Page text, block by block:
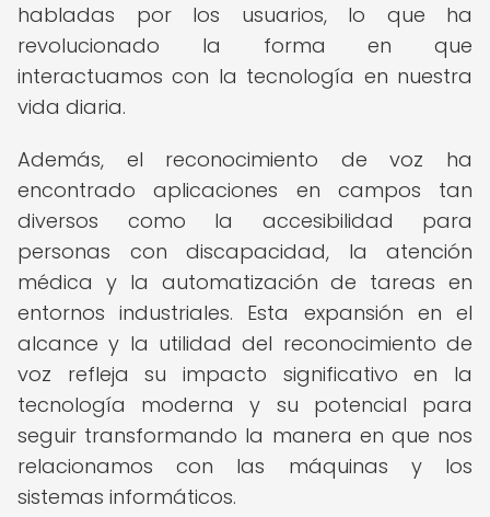
habladas por los usuarios, lo que ha
revolucionado la forma en que
interactuamos con la tecnología en nuestra
vida diaria.
Además, el reconocimiento de voz ha
encontrado aplicaciones en campos tan
diversos como la accesibilidad para
personas con discapacidad, la atención
médica y la automatización de tareas en
entornos industriales. Esta expansión en el
alcance y la utilidad del reconocimiento de
voz refleja su impacto significativo en la
tecnología moderna y su potencial para
seguir transformando la manera en que nos
relacionamos con las máquinas y los
sistemas informáticos.